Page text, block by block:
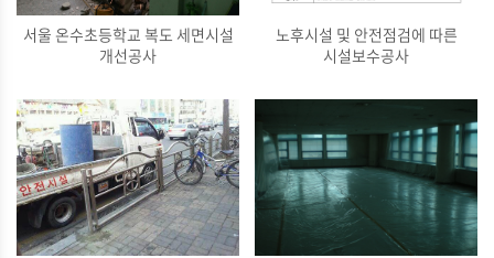
서울 온수초등학교 복도 세면시설
개선공사
노후시설 및 안전점검에 따른
시설보수공사